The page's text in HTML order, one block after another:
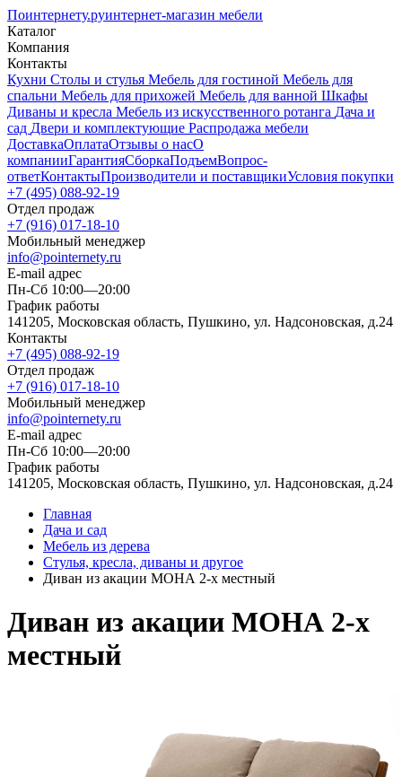
Поинтернету.руинтернет-магазин мебели
Каталог
Компания
Контакты
Кухни Столы и стулья Мебель для гостиной Мебель для
спальни Мебель для прихожей Мебель для ванной Шкафы
Диваны и кресла Мебель из искусственного ротанга Дача и
сад Двери и комплектующие Распродажа мебели
ДоставкаОплатаОтзывы о насО
компанииГарантияСборкаПодъемВопрос-
ответКонтактыПроизводители и поставщикиУсловия покупки
+7 (495) 088-92-19
Отдел продаж
+7 (916) 017-18-10
Мобильный менеджер
info@pointernety.ru
E-mail адрес
Пн-Сб 10:00—20:00
График работы
141205, Московская область, Пушкино, ул. Надсоновская, д.24
Контакты
+7 (495) 088-92-19
Отдел продаж
+7 (916) 017-18-10
Мобильный менеджер
info@pointernety.ru
E-mail адрес
Пн-Сб 10:00—20:00
График работы
141205, Московская область, Пушкино, ул. Надсоновская, д.24
Главная
Дача и сад
Мебель из дерева
Стулья, кресла, диваны и другое
Диван из акации МОНА 2-х местный
Диван из акации МОНА 2-х
местный